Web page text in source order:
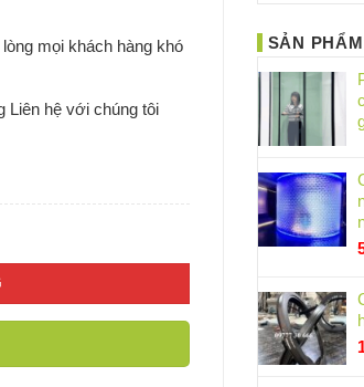
SẢN
mọi khách hàng khó
Liên hệ với chúng tôi